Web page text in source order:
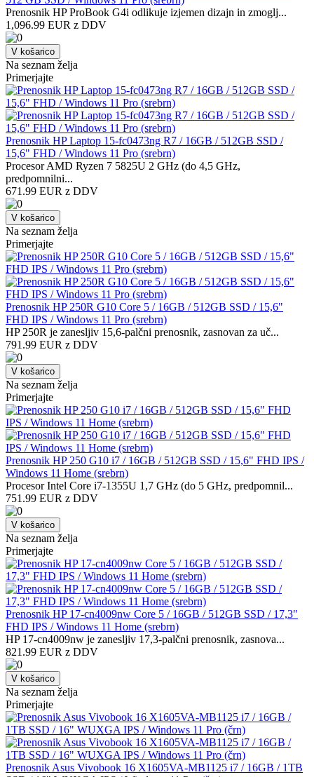
Prenosnik HP ProBook G4i odlikuje izjemen dizajn in zmoglj...
1,096.99 EUR z DDV
V košarico
Na seznam želja
Primerjajte
Prenosnik HP Laptop 15-fc0473ng R7 / 16GB / 512GB SSD /
15,6" FHD / Windows 11 Pro (srebrn)
Procesor AMD Ryzen 7 5825U 2 GHz (do 4,5 GHz,
predpomnilni...
671.99 EUR z DDV
V košarico
Na seznam želja
Primerjajte
Prenosnik HP 250R G10 Core 5 / 16GB / 512GB SSD / 15,6"
FHD IPS / Windows 11 Pro (srebrn)
HP 250R je zanesljiv 15,6-palčni prenosnik, zasnovan za uč...
791.99 EUR z DDV
V košarico
Na seznam želja
Primerjajte
Prenosnik HP 250 G10 i7 / 16GB / 512GB SSD / 15,6" FHD IPS /
Windows 11 Home (srebrn)
Procesor Intel Core i7-1355U 1,7 GHz (do 5 GHz, predpomnil...
751.99 EUR z DDV
V košarico
Na seznam želja
Primerjajte
Prenosnik HP 17-cn4009nw Core 5 / 16GB / 512GB SSD / 17,3"
FHD IPS / Windows 11 Home (srebrn)
HP 17-cn4009nw je zanesljiv 17,3-palčni prenosnik, zasnova...
821.99 EUR z DDV
V košarico
Na seznam želja
Primerjajte
Prenosnik Asus Vivobook 16 X1605VA-MB1125 i7 / 16GB / 1TB